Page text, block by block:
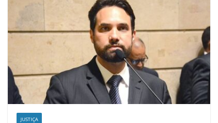
JUSTIÇA